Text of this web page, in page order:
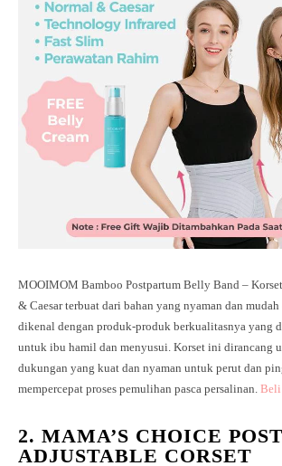
MOOIMOM Bamboo Postpartum Belly Band –
& Caesar terbuat dari bahan yang nyaman dan
dikenal dengan produk-produk berkualitasnya yang
untuk ibu hamil dan menyusui. Korset ini dirancang
dukungan yang kuat dan nyaman untuk perut dan
mempercepat proses pemulihan pasca persalinan.
2. MAMA’S CHOICE
ADJUSTABLE CORSET